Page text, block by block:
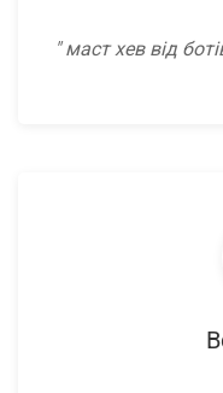
маст хев від